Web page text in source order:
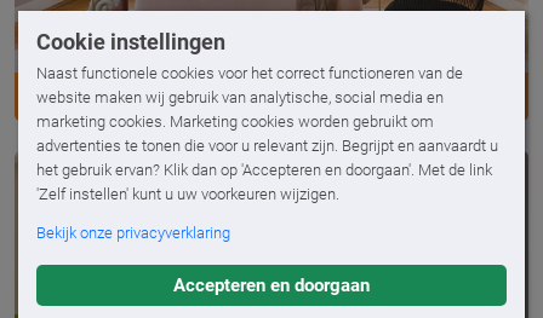
Cookie instellingen
Naast functionele cookies voor het correct functioneren van de
website maken wij gebruik van analytische, social media en
marketing cookies. Marketing cookies worden gebruikt om
advertenties te tonen die voor u relevant zijn. Begrijpt en aanvaardt u
het gebruik ervan? Klik dan op 'Accepteren en doorgaan'. Met de link
'Zelf instellen' kunt u uw voorkeuren wijzigen.
Bekijk onze privacyverklaring
Accepteren en doorgaan
DUPLIGORDIJNEN